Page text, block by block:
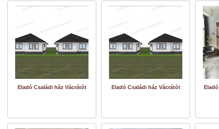
Eladó Családi ház Vácrátót Eladó Családi ház Vácrátót